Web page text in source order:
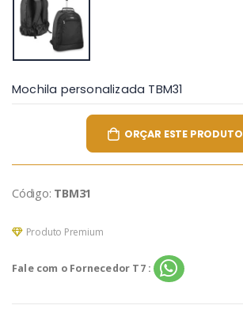
Mochila personalizada TBM31
ORÇAR ESTE PRODUTO
Código: TBM31
Produto Premium
Fale com o Fornecedor T7 :